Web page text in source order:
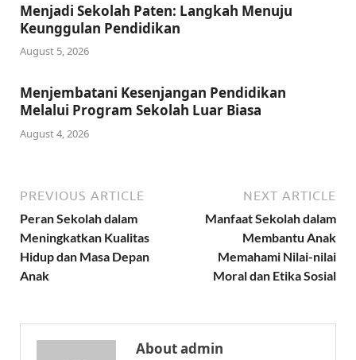
Menjadi Sekolah Paten: Langkah Menuju
Keunggulan Pendidikan
August 5, 2026
Menjembatani Kesenjangan Pendidikan
Melalui Program Sekolah Luar Biasa
August 4, 2026
PREVIOUS ARTICLE
Peran Sekolah dalam
Meningkatkan Kualitas
Hidup dan Masa Depan
Anak
NEXT ARTICLE
Manfaat Sekolah dalam
Membantu Anak
Memahami Nilai-nilai
Moral dan Etika Sosial
About admin